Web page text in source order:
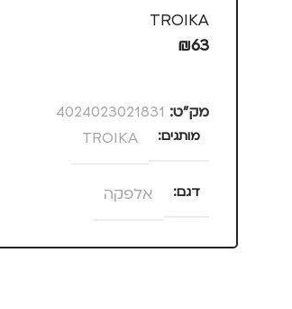
TROIKA
₪63
מק”ט: 4024023021831
מותגים TROIKA
דגם אלפקה